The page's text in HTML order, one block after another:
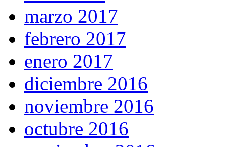
marzo 2017
febrero 2017
enero 2017
diciembre 2016
noviembre 2016
octubre 2016